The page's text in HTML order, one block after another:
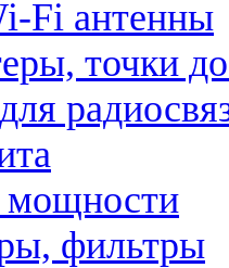
Fi антенны
точки
мощности
фильтры